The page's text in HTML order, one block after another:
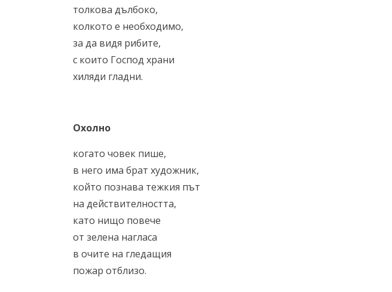
толкова дълбоко,
колкото е необходимо,
за да видя рибите,
с които Господ храни
хиляди гладни.
Охолно
когато човек пише,
в него има брат художник,
който пoзнава тежкия път
на действителността,
като нищо повече
от зелена нагласа
в очите на гледащия
пожар отблизо.